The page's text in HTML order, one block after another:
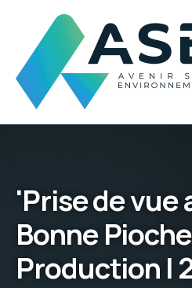
'Prise de vue
Bonne Pioche
Production |